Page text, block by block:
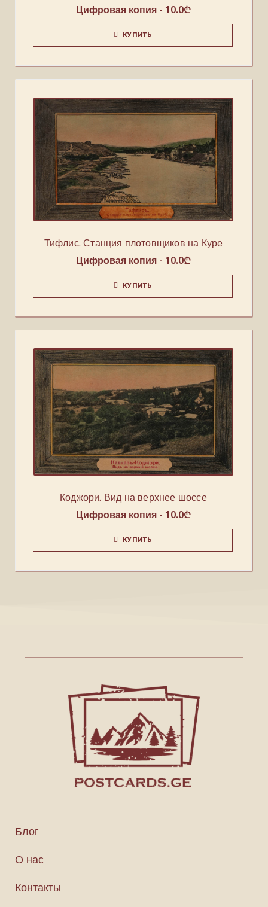
Цифровая копия - 10.0₾
КУПИТЬ
Тифлис. Станция плотовщиков на Куре
Цифровая копия - 10.0₾
КУПИТЬ
Коджори. Вид на верхнее шоссе
Цифровая копия - 10.0₾
КУПИТЬ
Блог
О нас
Контакты